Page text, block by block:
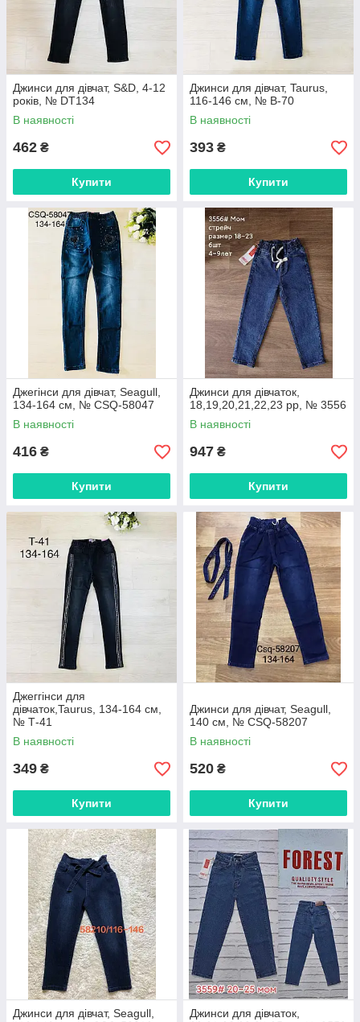
Джинси для дівчат, S&D, 4-12
років, № DT134
В наявності
462 ₴
Купити
Джинси для дівчат, Taurus,
116-146 см, № B-70
В наявності
393 ₴
Купити
Джегінси для дівчат, Seagull,
134-164 см, № CSQ-58047
В наявності
416 ₴
Купити
Джинси для дівчаток,
18,19,20,21,22,23 рр, № 3556
В наявності
947 ₴
Купити
Джеггінси для
дівчаток,Taurus, 134-164 см,
№ Т-41
В наявності
349 ₴
Купити
Джинси для дівчат, Seagull,
140 см, № CSQ-58207
В наявності
520 ₴
Купити
Джинси для дівчат, Seagull,
Джинси для дівчаток,